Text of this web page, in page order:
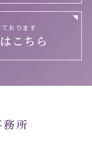
おります
こちら